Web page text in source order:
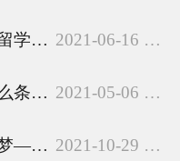
便利贴、免费学习文
寄存：不想...
留学简单而言“不过
临着巨大的危险，那
疫情时代，更多的学
大一本科生可以申请去日本留学吗? 2021-06-16 00:00:15
高中生申请日本留学需要什么条件？ 2021-05-06 20:43:34
一番国际日语带你实现留学梦—大学篇 2021-10-29 10:21:21